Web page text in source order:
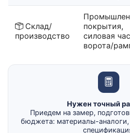
Склад/
производство
покрытия,
силовая
ворота/
Нужен точный
Приедем на замер,
бюджета: материалы-аналоги,